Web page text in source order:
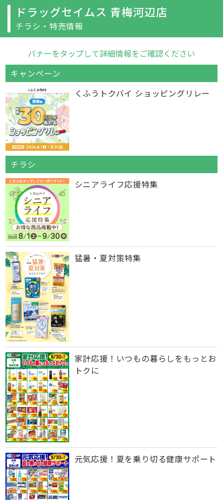
ドラッグセイムス 青梅河辺店
チラシ・特売情報
バナーをタップして詳細情報をご確認ください
キャンペーン
くふうトクバイ ショッピングリレー
チラシ
シニアライフ応援特集
猛暑・夏対策特集
家計応援！いつもの暮らしをもっとお
トクに
元気応援！夏を乗り切る健康サポート